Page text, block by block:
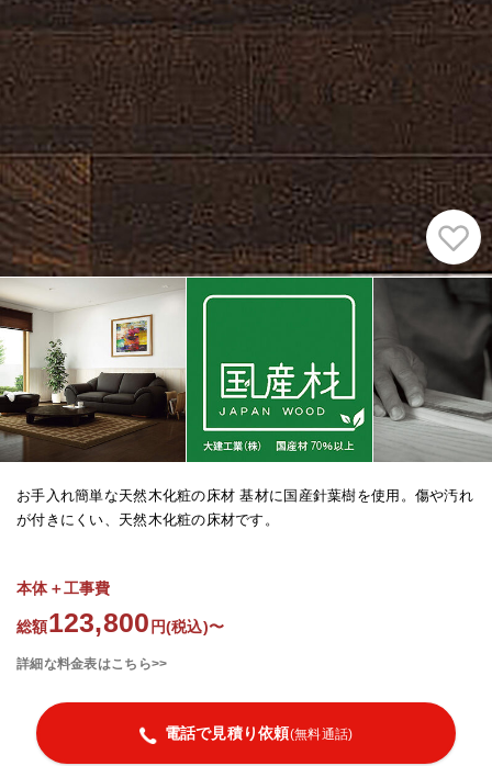
お手入れ簡単な天然木化粧の床材 基材に国産針葉樹を使用。傷や汚れ
が付きにくい、天然木化粧の床材です。
本体＋工事費
総額123,800 円(税込)〜
詳細な料金表はこちら>>
電話で見積り依頼(無料通話)